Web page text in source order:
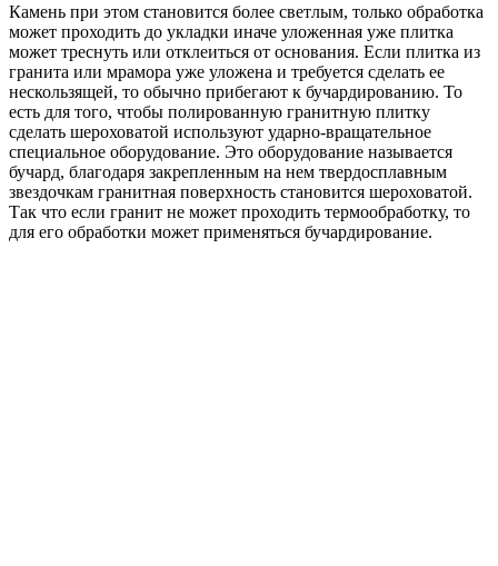
Камень при этом становится более светлым, только обработка
может проходить до укладки иначе уложенная уже плитка
может треснуть или отклеиться от основания. Если плитка из
гранита или мрамора уже уложена и требуется сделать ее
нескользящей, то обычно прибегают к бучардированию. То
есть для того, чтобы полированную гранитную плитку
сделать шероховатой используют ударно-вращательное
специальное оборудование. Это оборудование называется
бучард, благодаря закрепленным на нем твердосплавным
звездочкам гранитная поверхность становится шероховатой.
Так что если гранит не может проходить термообработку, то
для его обработки может применяться бучардирование.